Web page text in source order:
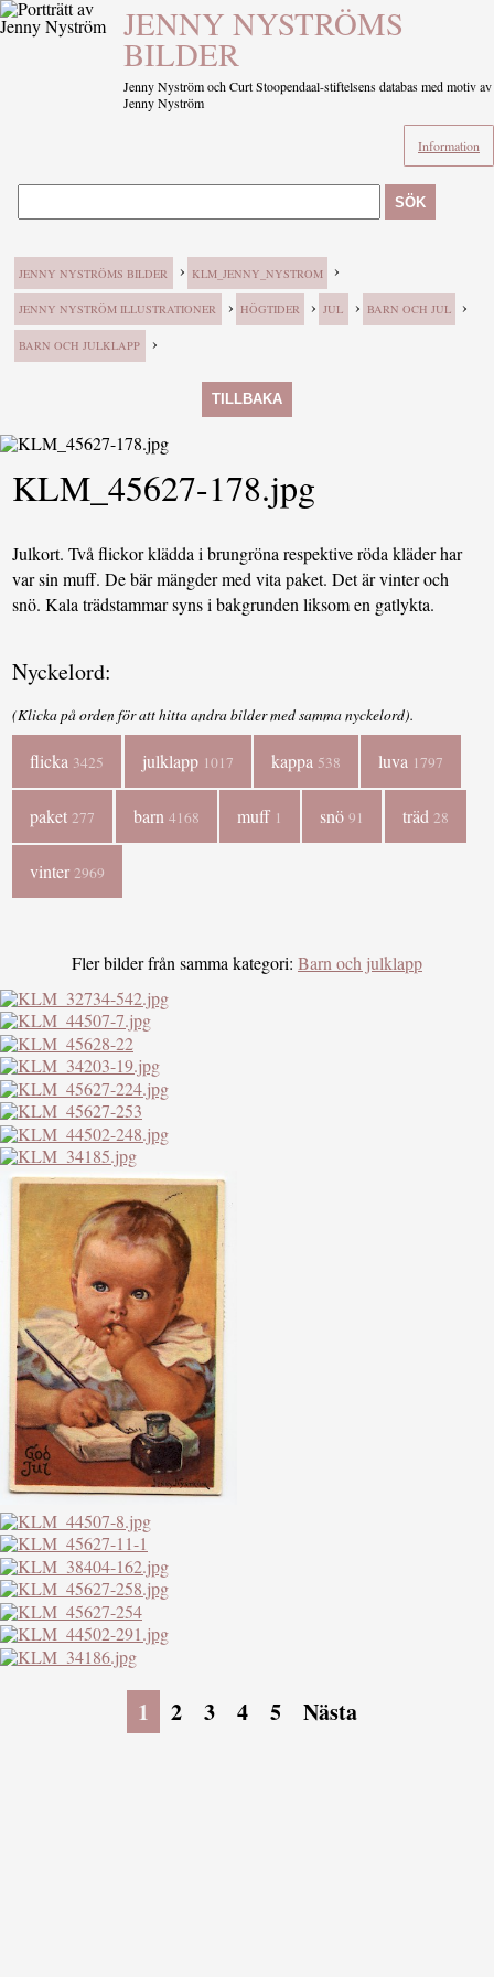
JENNY NYSTRÖMS
BILDER
Jenny Nyström och Curt Stoopendaal-stiftelsens databas med motiv av
Jenny Nyström
Information
SÖK
JENNY NYSTRÖMS BILDER › KLM_JENNY_NYSTROM ›
JENNY NYSTRÖM ILLUSTRATIONER › HÖGTIDER › JUL › BARN OCH JUL ›
BARN OCH JULKLAPP ›
TILLBAKA
KLM_45627-178.jpg
Julkort. Två flickor klädda i brungröna respektive röda kläder har
var sin muff. De bär mängder med vita paket. Det är vinter och
snö. Kala trädstammar syns i bakgrunden liksom en gatlykta.
Nyckelord:
(Klicka på orden för att hitta andra bilder med samma nyckelord).
flicka 3425 julklapp 1017 kappa 538 luva 1797
paket 277 barn 4168 muff 1 snö91 träd 28
vinter 2969
Fler bilder från samma kategori: Barn och julklapp
1 2 3 4 5 Nästa